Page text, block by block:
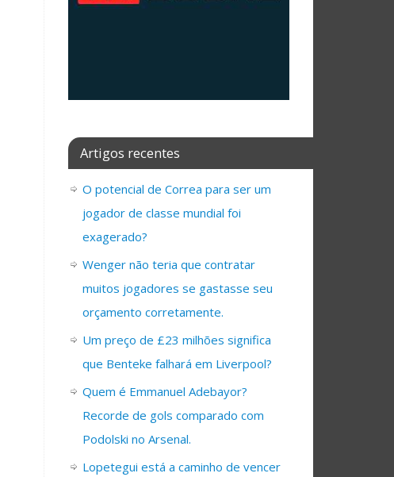
Artigos recentes
O potencial de Correa para ser um
jogador de classe mundial foi
exagerado?
Wenger não teria que contratar
muitos jogadores se gastasse seu
orçamento corretamente.
Um preço de £23 milhões significa
que Benteke falhará em Liverpool?
Quem é Emmanuel Adebayor?
Recorde de gols comparado com
Podolski no Arsenal.
Lopetegui está a caminho de vencer